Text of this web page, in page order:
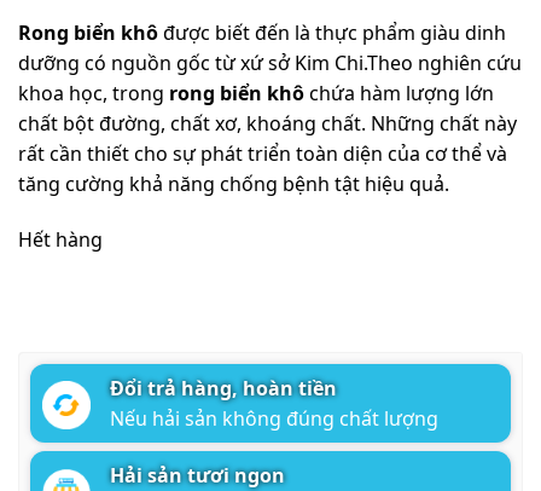
là:
600.000VND.
tại
là:
500.000VND.
Rong biển khôđược biết đến là thực phẩm giàu dinh
dưỡng có nguồn gốc từ xứ sở Kim Chi.Theo nghiên cứu
khoa học, trong rong biển khôchứa hàm lượng lớn
chất bột đường, chất xơ, khoáng chất. Những chất này
rất cần thiết cho sự phát triển toàn diện của cơ thể và
tăng cường khả năng chống bệnh tật hiệu quả.
Hết hàng
Đổi trả hàng, hoàn tiền
Nếu hải sản không đúng chất lượng
Hải sản tươi ngon